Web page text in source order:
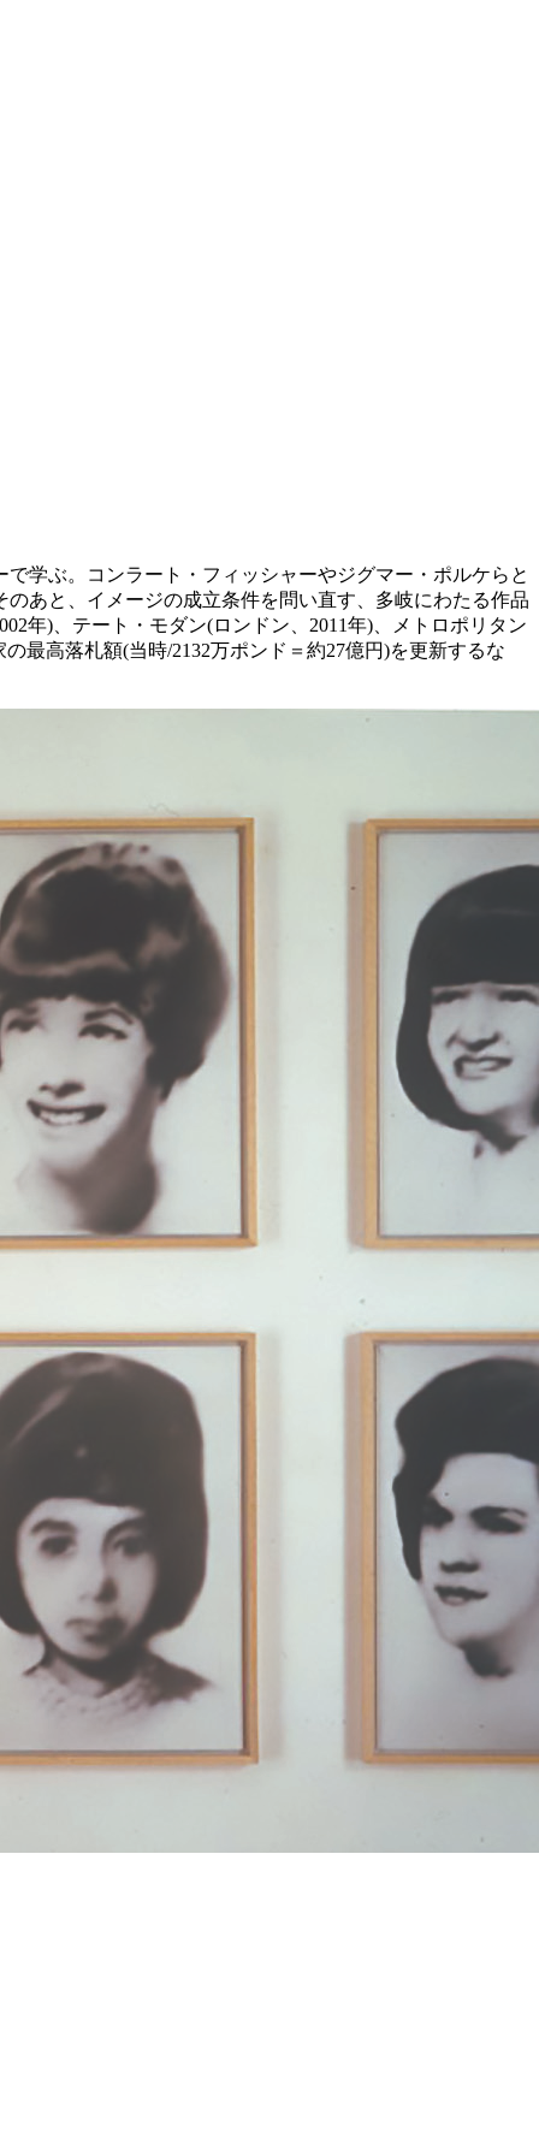
学ぶ。コンラート・フィッシャーやジグマー・ポルケらと
あと、イメージの成立条件を問い直す、多岐にわたる作品
年)、テート・モダン(ロンドン、2011年)、メトロポリタン
最高落札額(当時/2132万ポンド＝約27億円)を更新するな